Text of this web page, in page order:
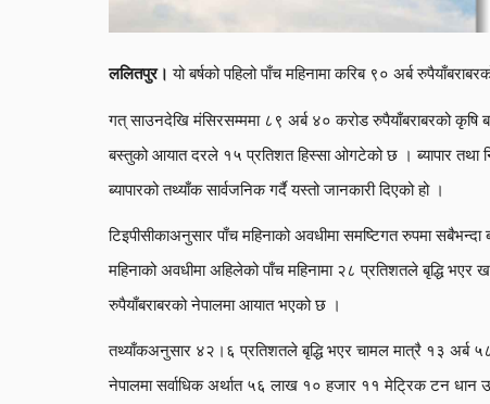
ललितपुर। यो बर्षको पहिलो पाँच महिनामा करिब ९० अर्ब
गत् साउनदेखि मंसिरसम्ममा ८९ अर्ब ४० करोड रुपैयाँबराबरको
बस्तुको आयात दरले १५ प्रतिशत हिस्सा ओगटेको छ । ब्यापार तथा
ब्यापारको तथ्याँक सार्वजनिक गर्दै यस्तो जानकारी दिएको हो ।
टिइपीसीकाअनुसार पाँच महिनाको अवधीमा समष्टिगत रुपमा
महिनाको अवधीमा अहिलेको पाँच महिनामा २८ प्रतिशतले बृद्धि
रुपैयाँबराबरको नेपालमा आयात भएको छ ।
तथ्याँकअनुसार ४२।६ प्रतिशतले बृद्धि भएर चामल मात्रै १३ अर्ब
नेपालमा सर्वाधिक अर्थात ५६ लाख १० हजार ११ मेट्रिक टन